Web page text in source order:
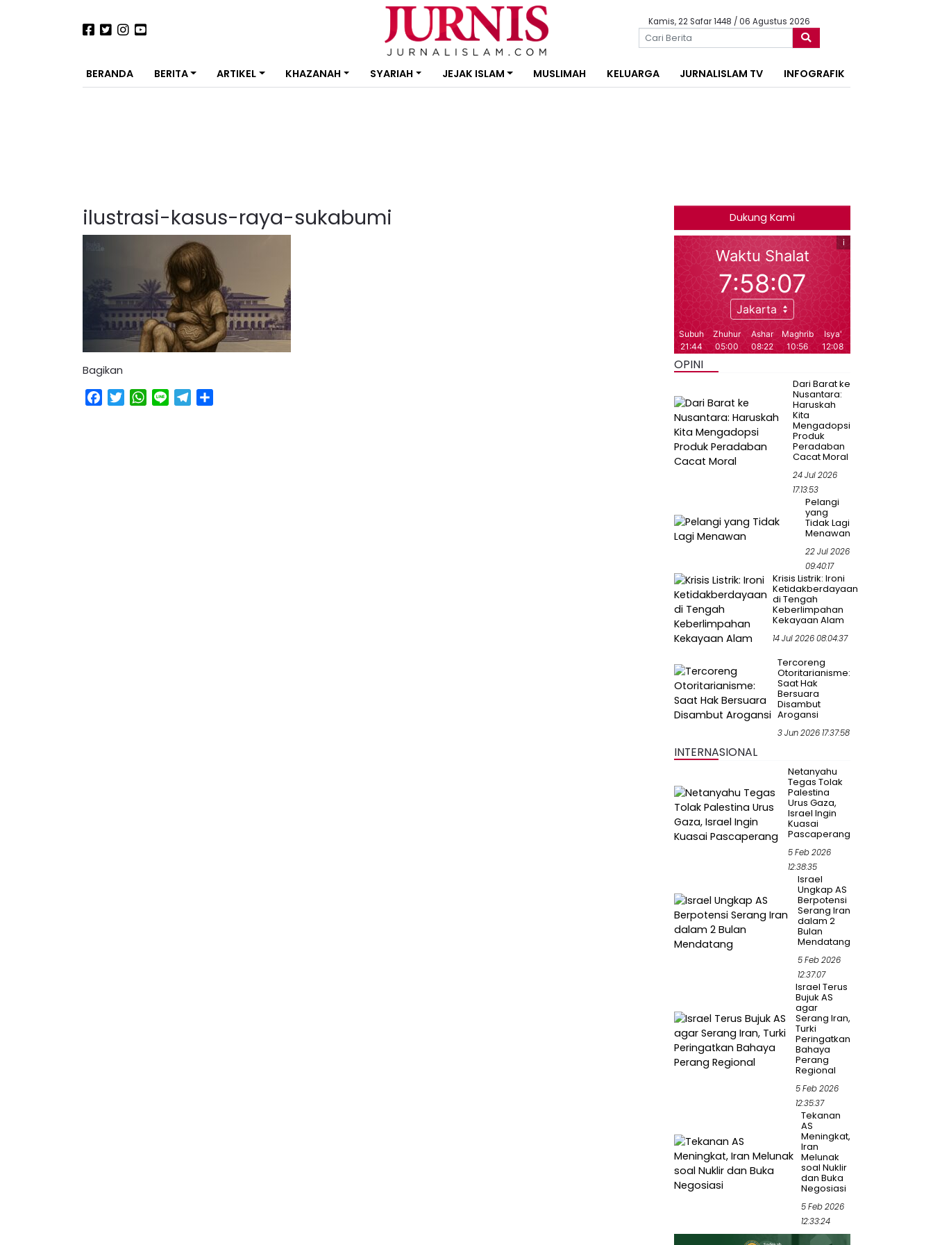
Kamis, 22 Safar 1448 / 06 Agustus 2026
BERANDA BERITA ARTIKEL KHAZANAH SYARIAH JEJAK ISLAM MUSLIMAH KELUARGA JURNALISLAM TV INFOGRAFIK
ilustrasi-kasus-raya-sukabumi
Bagikan
Facebook
TwitterWhatsApp
Line Telegram
Dukung Kami
OPINI
Dari Barat ke
Nusantara:
Haruskah
Kita
Mengadopsi
Produk
Peradaban
Cacat Moral
24 Jul 2026
17:13:53
Pelangi
yang
Tidak Lagi
Menawan
22 Jul 2026
09:40:17
Krisis Listrik: Ironi
Ketidakberdayaan
di Tengah
Keberlimpahan
Kekayaan Alam
14 Jul 2026 08:04:37
Tercoreng
Otoritarianisme:
Saat Hak
Bersuara
Disambut
Arogansi
3 Jun 2026 17:37:58
INTERNASIONAL
Netanyahu
Tegas Tolak
Palestina
Urus Gaza,
Israel Ingin
Kuasai
Pascaperang
5 Feb 2026
12:38:35
Israel
Ungkap AS
Berpotensi
Serang Iran
dalam 2
Bulan
Mendatang
5 Feb 2026
12:37:07
Israel Terus
Bujuk AS
agar
Serang Iran,
Turki
Peringatkan
Bahaya
Perang
Regional
5 Feb 2026
12:35:37
Tekanan
AS
Meningkat,
Iran
Melunak
soal Nuklir
dan Buka
Negosiasi
5 Feb 2026
12:33:24